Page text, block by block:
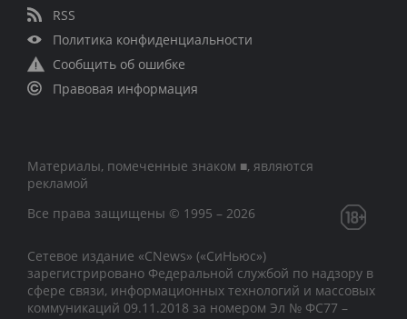
RSS
Политика конфиденциальности
Сообщить об ошибке
Правовая информация
Материалы, помеченные знаком ■, являются
рекламой
Все права защищены © 1995 – 2026
Сетевое издание «CNews» («СиНьюс»)
зарегистрировано Федеральной службой по надзору в
сфере связи, информационных технологий и массовых
коммуникаций 09.11.2018 за номером Эл № ФС77 –